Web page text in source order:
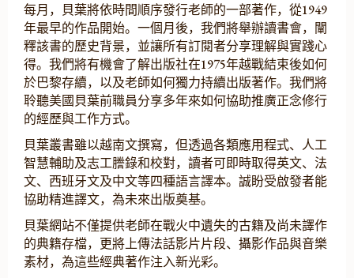
每月，貝葉將依時間順序發行老師的一部著作，從1949
年最早的作品開始。一個月後，我們將舉辦讀書會，闡
釋該書的歷史背景，並讓所有訂閱者分享理解與實踐心
得。我們將有機會了解出版社在1975年越戰結束後如何
於巴黎存續，以及老師如何獨力持續出版著作。我們將
聆聽美國貝葉前職員分享多年來如何協助推廣正念修行
的經歷與工作方式。
貝葉叢書雖以越南文撰寫，但透過各類應用程式、人工
智慧輔助及志工謄錄和校對，讀者可即時取得英文、法
文、西班牙文及中文等四種語言譯本。誠盼受啟發者能
協助精進譯文，為未來出版奠基。
貝葉網站不僅提供老師在戰火中遺失的古籍及尚未譯作
的典籍存檔，更將上傳法話影片片段、攝影作品與音樂
素材，為這些經典著作注入新光彩。